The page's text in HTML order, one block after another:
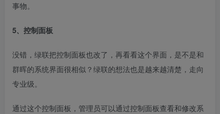
事物。
5、控制面板
没错，绿联把控制面板也改了，再看看这个界面，是不是和
群晖的系统界面很相似？绿联的想法也是越来越清楚，走向
专业级。
通过这个控制面板，管理员可以通过控制面板查看和修改系